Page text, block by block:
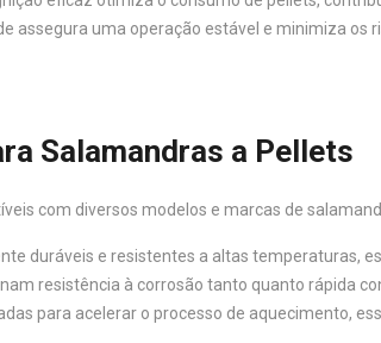
assegura uma operação estável e minimiza
Salamandras a Pellets
com diversos modelos e marcas de
duráveis e resistentes a altas temperaturas,
resistência à corrosão tanto quanto rápida
para acelerar o processo de aquecimento,